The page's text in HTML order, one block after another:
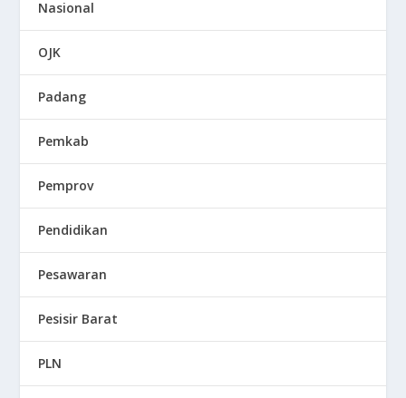
Nasional
OJK
Padang
Pemkab
Pemprov
Pendidikan
Pesawaran
Pesisir Barat
PLN